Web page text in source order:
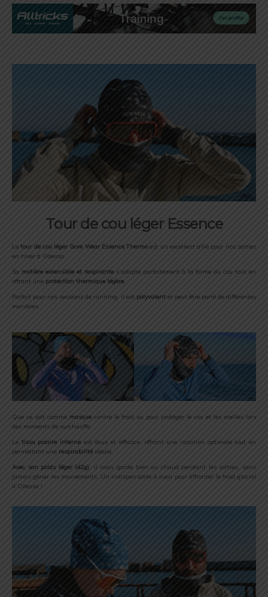
Tour de cou léger Essence
Letour de cou léger Gore Wear Essence Thermo est un excellent allié pour nos sorties
en hiver à Odessa.
Sa matière extensible et respirantes’adapte parfaitement à la forme du cou tout en
offrant une protection thermique légère.
Parfait pour nos sessions de running, il est polyvalent et peut être porté de différentes
manières.
Que ce soit comme masque contre le froid ou pour protéger le cou et les oreilles lors
des moments de surchauffe.
Le tissu polaire interne est doux et efficace, offrant une isolation optimale tout en
permettant une respirabilité idéale.
Avec son poids léger (42g), il nous garde bien au chaud pendant les sorties, sans
jamais gêner les mouvements. Un indispensable à avoir pour affronter le froid glacial
d’Odessa !